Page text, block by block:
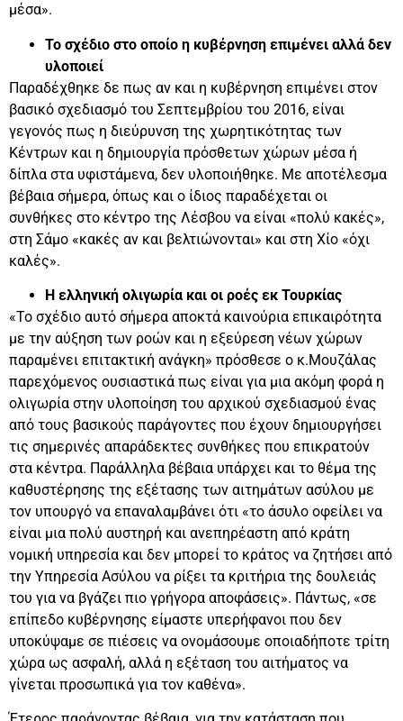
μέσα».
Το σχέδιο στο οποίο η κυβέρνηση επιμένει αλλά δεν
υλοποιεί
Παραδέχθηκε δε πως αν και η κυβέρνηση επιμένει στον
βασικό σχεδιασμό του Σεπτεμβρίου του 2016, είναι
γεγονός πως η διεύρυνση της χωρητικότητας των
Κέντρων και η δημιουργία πρόσθετων χώρων μέσα ή
δίπλα στα υφιστάμενα, δεν υλοποιήθηκε. Με αποτέλεσμα
βέβαια σήμερα, όπως και ο ίδιος παραδέχεται οι
συνθήκες στο κέντρο της Λέσβου να είναι «πολύ κακές»,
στη Σάμο «κακές αν και βελτιώνονται» και στη Χίο «όχι
καλές».
Η ελληνική ολιγωρία και οι ροές εκ Τουρκίας
«Το σχέδιο αυτό σήμερα αποκτά καινούρια επικαιρότητα
με την αύξηση των ροών και η εξεύρεση νέων χώρων
παραμένει επιτακτική ανάγκη» πρόσθεσε ο κ.Μουζάλας
παρεχόμενος ουσιαστικά πως είναι για μια ακόμη φορά η
ολιγωρία στην υλοποίηση του αρχικού σχεδιασμού ένας
από τους βασικούς παράγοντες που έχουν δημιουργήσει
τις σημερινές απαράδεκτες συνθήκες που επικρατούν
στα κέντρα. Παράλληλα βέβαια υπάρχει και το θέμα της
καθυστέρησης της εξέτασης των αιτημάτων ασύλου με
τον υπουργό να επαναλαμβάνει ότι «το άσυλο οφείλει να
είναι μια πολύ αυστηρή και ανεπηρέαστη από κράτη
νομική υπηρεσία και δεν μπορεί το κράτος να ζητήσει από
την Υπηρεσία Ασύλου να ρίξει τα κριτήρια της δουλειάς
του για να βγάζει πιο γρήγορα αποφάσεις». Πάντως, «σε
επίπεδο κυβέρνησης είμαστε υπερήφανοι που δεν
υποκύψαμε σε πιέσεις να ονομάσουμε οποιαδήποτε τρίτη
χώρα ως ασφαλή, αλλά η εξέταση του αιτήματος να
γίνεται προσωπικά για τον καθένα».